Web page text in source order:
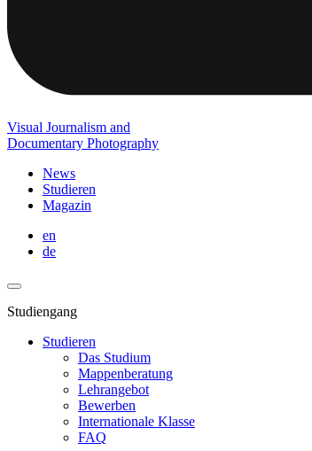
Visual Journalism and
Documentary Photography
News
Studieren
Magazin
en
de
Studiengang
Studieren
Das Studium
Mappenberatung
Lehrangebot
Bewerben
Internationale Klasse
FAQ